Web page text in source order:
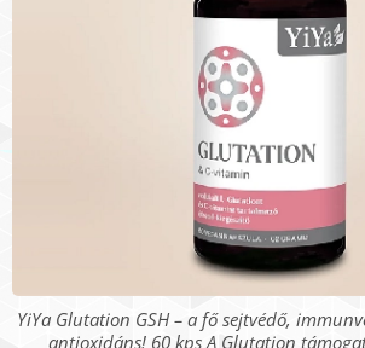
YiYa Glutation GSH – a fő sejtvédő,
antioxidáns! 60 kps A Glutation